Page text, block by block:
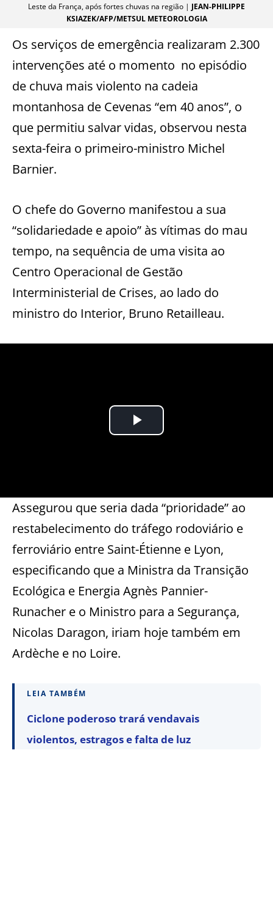
Leste da França, após fortes chuvas na região | JEAN-PHILIPPE
KSIAZEK/AFP/METSUL METEOROLOGIA
Os serviços de emergência realizaram 2.300
intervenções até o momento no episódio
de chuva mais violento na cadeia
montanhosa de Cevenas “em 40 anos”, o
que permitiu salvar vidas, observou nesta
sexta-feira o primeiro-ministro Michel
Barnier.
O chefe do Governo manifestou a sua
“solidariedade e apoio” às vítimas do mau
tempo, na sequência de uma visita ao
Centro Operacional de Gestão
Interministerial de Crises, ao lado do
ministro do Interior, Bruno Retailleau.
Assegurou que seria dada “prioridade” ao
restabelecimento do tráfego rodoviário e
ferroviário entre Saint-Étienne e Lyon,
especificando que a Ministra da Transição
Ecológica e Energia Agnès Pannier-
Runacher e o Ministro para a Segurança,
Nicolas Daragon, iriam hoje também em
Ardèche e no Loire.
LEIA TAMBÉM
Ciclone poderoso trará vendavais
violentos, estragos e falta de luz